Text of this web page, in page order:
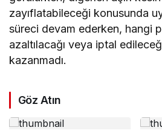
zayıflatabileceği konusunda
süreci devam ederken, hangi
azaltılacağı veya iptal
kazanmadı.
Göz Atın